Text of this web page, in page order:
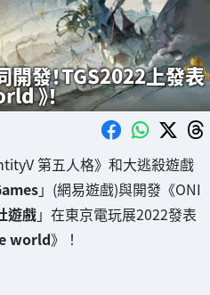
發！TGS2022上發表
》！
第五人格》和大逃殺遊戲
」(網易遊戲)與開發《ONI
遊戲」在東京電玩展2022發表
world》！